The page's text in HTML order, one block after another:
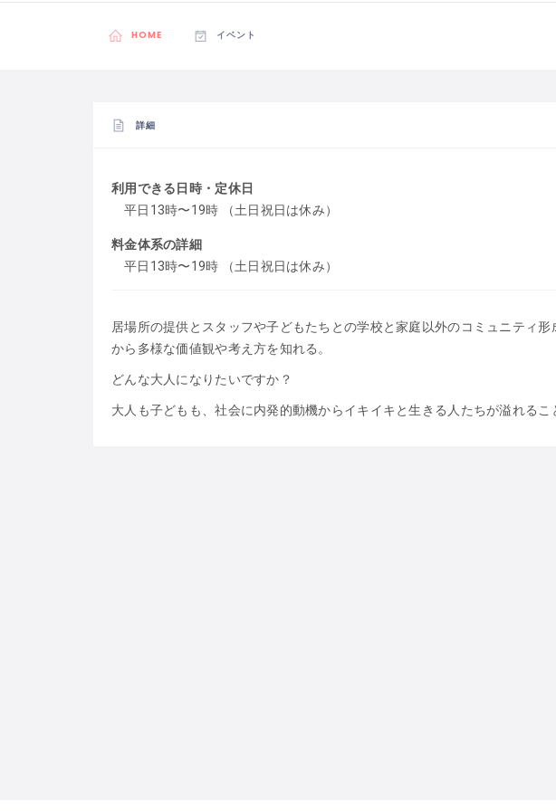
HOME イベント
詳細
利用できる日時・定休日
平日13時〜19時 （土日祝日は休み）
料金体系の詳細
平日13時〜19時 （土日祝日は休み）
居場所の提供とスタッフや子どもたちとの学校と家庭以外のコミュニティ
から多様な価値観や考え方を知れる。
どんな大人になりたいですか？
大人も子どもも、社会に内発的動機からイキイキと生きる人たちが溢れるこ